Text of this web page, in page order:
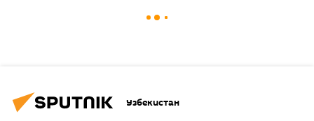
Узбекистан